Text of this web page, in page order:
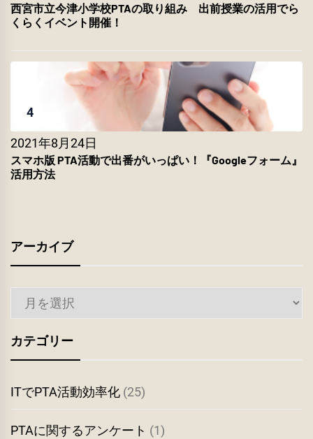
西宮市立今津小学校PTAの取り組み 出前授業の活用でら
くらくイベント開催！
4
2021年8月24日
スマホ版 PTA活動で出番がいっぱい！『Googleフォーム』
活用方法
アーカイブ
カ
イ
カテゴリー
ITでPTA活動効率化 (25)
PTAに関するアンケート (1)